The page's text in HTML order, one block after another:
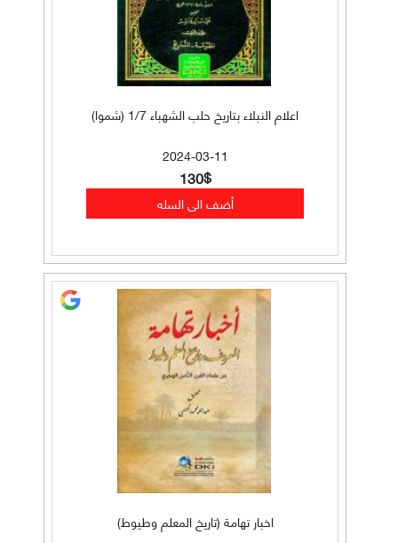
اعلام النبلاء بتاريخ حلب الشهباء 1/7 (شموا)
2024-03-11
130$
اخبار تهامة (تاريخ المعلم وطيوط)